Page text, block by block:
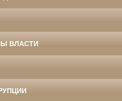
ВЛАСТИ